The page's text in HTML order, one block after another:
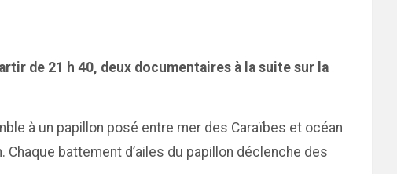
de 21 h 40, deux documentaires à la suite sur la
à un papillon posé entre mer des Caraïbes et océan
battement d’ailes du papillon déclenche des